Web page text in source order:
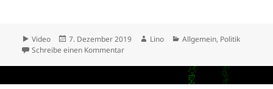
Format
Video
Veröffentlicht
am
7. Dezember 2019 Autor
Lino Kategorien
Allgemein, Politik
Schreibe einen Kommentarzu JU – Zentrumspartei und Thomas Mann